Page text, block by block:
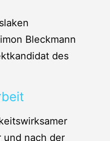
Bleckmann
des
und nach der